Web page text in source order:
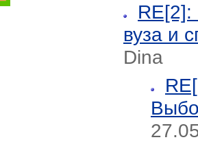
RE[2]:
вуза и
Dina